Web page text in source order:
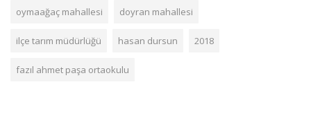
oymaağaç mahallesi doyran mahallesi
ilçe tarım müdürlüğü hasan dursun 2018
fazıl ahmet paşa ortaokulu